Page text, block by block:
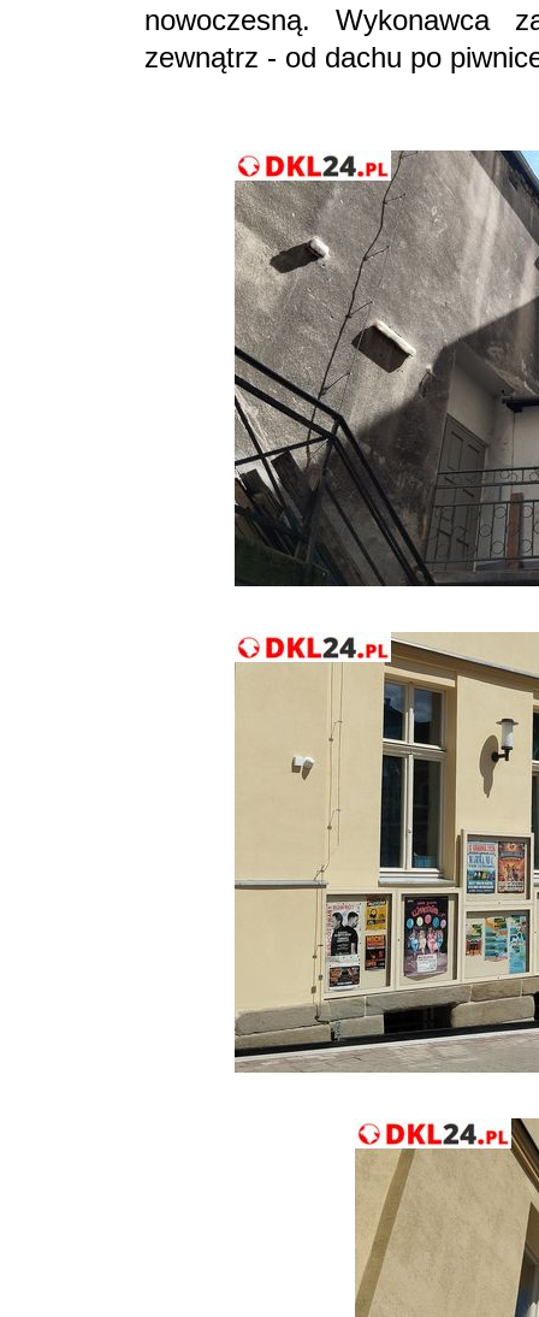
nowoczesną. Wykonawca
zewnątrz - od dachu po